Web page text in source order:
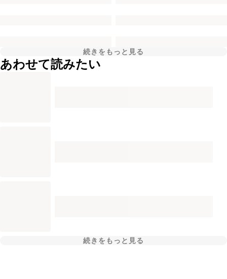
続きをもっと見る
あわせて読みたい
続きをもっと見る